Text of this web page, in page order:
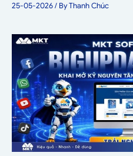
25-05-2026/ ByThanh Chúc